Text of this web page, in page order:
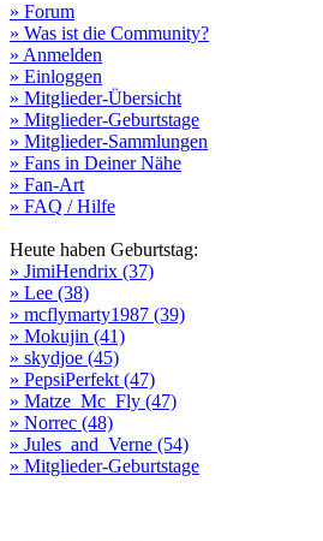
» Forum
» Was ist die Community?
» Anmelden
» Einloggen
» Mitglieder-Übersicht
» Mitglieder-Geburtstage
» Mitglieder-Sammlungen
» Fans in Deiner Nähe
» Fan-Art
» FAQ / Hilfe
Heute haben Geburtstag:
» JimiHendrix (37)
» Lee (38)
» mcflymarty1987 (39)
» Mokujin (41)
» skydjoe (45)
» PepsiPerfekt (47)
» Matze_Mc_Fly (47)
» Norrec (48)
» Jules_and_Verne (54)
» Mitglieder-Geburtstage